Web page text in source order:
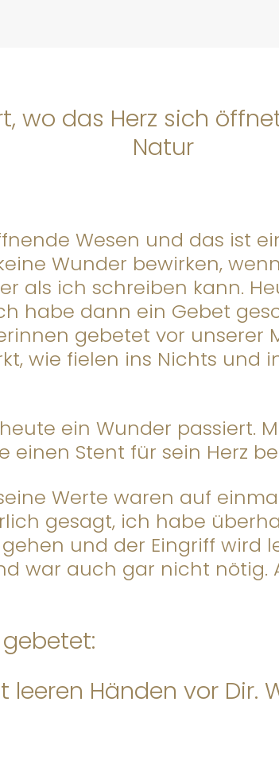
wo das Herz sich
Natur
Wesen und das ist
Wunder bewirken,
als ich schreiben kann.
habe dann ein Gebet
gebetet vor unserer
wie fielen ins Nichts und
ein Wunder passiert.
einen Stent für sein Herz
Werte waren auf
gesagt, ich habe
und der Eingriff
war auch gar nicht nötig.
Händen vor Dir.